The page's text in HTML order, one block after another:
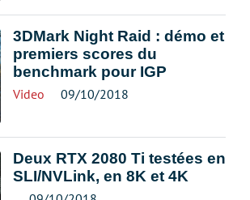
3DMark Night Raid : démo et
premiers scores du
benchmark pour IGP
Video 09/10/2018
Deux RTX 2080 Ti testées en
SLI/NVLink, en 8K et 4K